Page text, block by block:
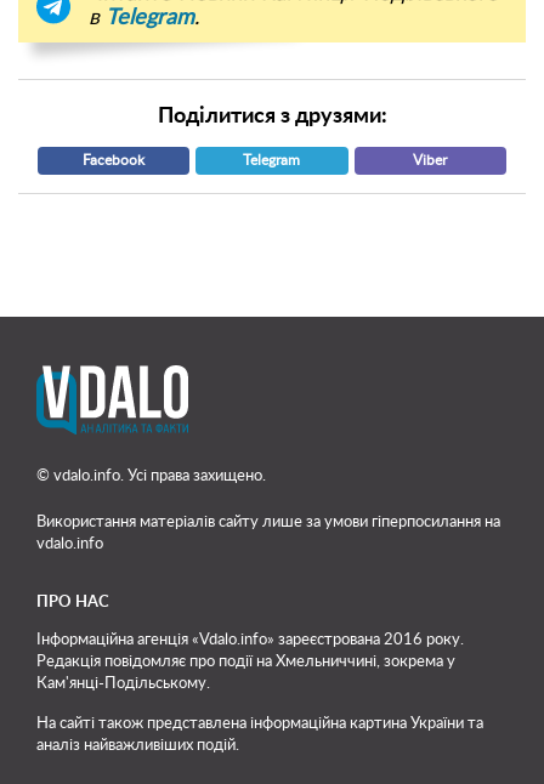
в Telegram.
Поділитися з друзями:
Facebook Telegram Viber
© vdalo.info. Усі права захищено.
Використання матеріалів сайту лише за умови гіперпосилання на
vdalo.info
ПРО НАС
Інформаційна агенція «Vdalo.info» зареєстрована 2016 року.
Редакція повідомляє про події на Хмельниччині, зокрема у
Кам'янці-Подільському.
На сайті також представлена інформаційна картина України та
аналіз найважливіших подій.